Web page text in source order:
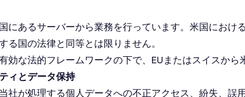
にあるサーバーから業務を行っています。米国におけ
る国の法律と同等とは限りません。
効な法的フレームワークの下で、EUまたはスイスから
ィとデータ保持
社が処理する個人データへの不正アクセス、紛失、誤